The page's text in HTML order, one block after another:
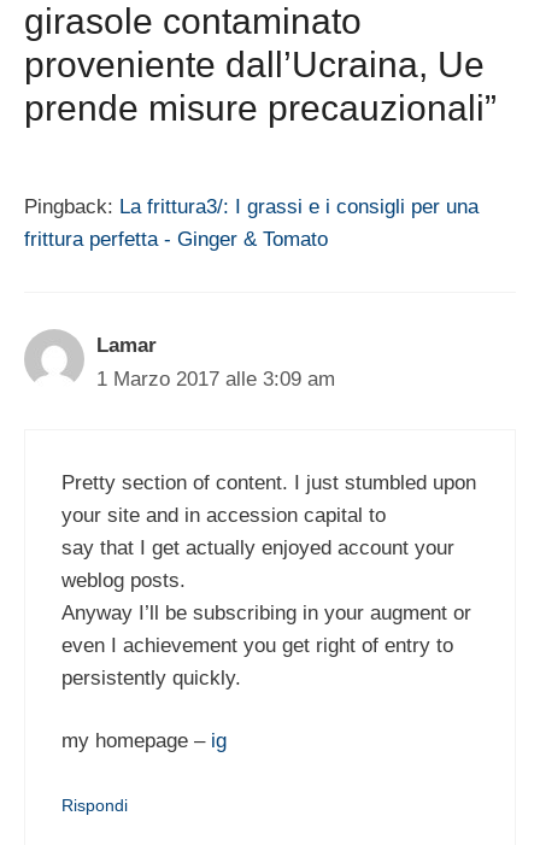
girasole contaminato
proveniente dall’Ucraina, Ue
prende misure precauzionali”
Pingback: La frittura3/: I grassi e i consigli per una
frittura perfetta - Ginger & Tomato
Lamar
1 Marzo 2017 alle 3:09 am
Pretty section of content. I just stumbled upon
your site and in accession capital to
say that I get actually enjoyed account your
weblog posts.
Anyway I’ll be subscribing in your augment or
even I achievement you get right of entry to
persistently quickly.
my homepage – ig
Rispondi